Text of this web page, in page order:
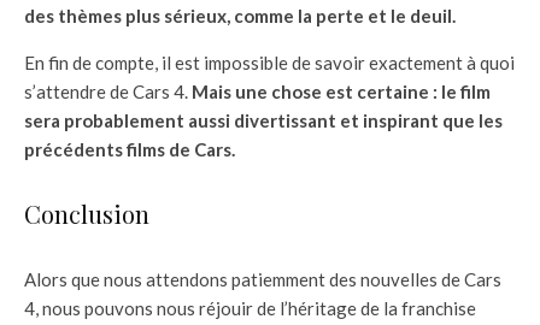
des thèmes plus sérieux, comme la perte et le deuil.
En fin de compte, il est impossible de savoir exactement à quoi
s’attendre de Cars 4. Mais une chose est certaine : le film
sera probablement aussi divertissant et inspirant que les
précédents films de Cars.
Conclusion
Alors que nous attendons patiemment des nouvelles de Cars
4, nous pouvons nous réjouir de l’héritage de la franchise